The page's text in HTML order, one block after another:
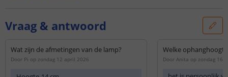
Vraag & antwoord
Wat zijn de afmetingen van de lamp?
Door Pi op zondag 12 april 2026
Welke
Door Anita op zondag 16